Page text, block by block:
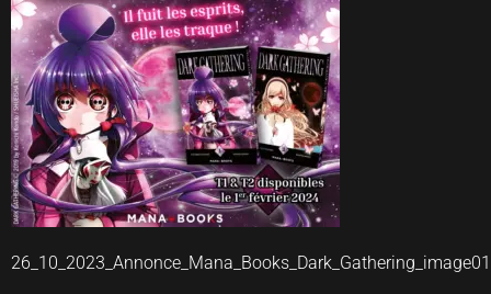
26_10_2023_Annonce_Mana_Books_Dark_Gathering_image01